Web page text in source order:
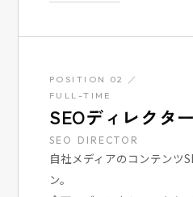
POSITION 02 ／
FULL-TIME
SEOディレクター
SEO DIRECTOR
自社メディアのコンテンツ
ン。